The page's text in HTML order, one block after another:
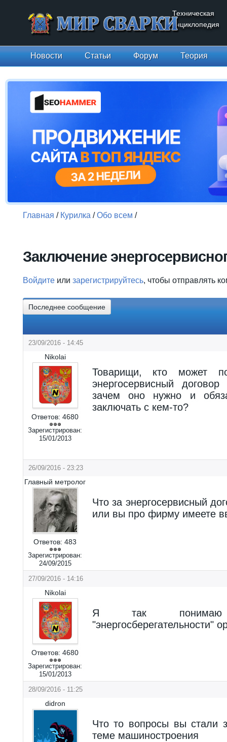
Техническая
энциклопедия
Новости Статьи Форум Теория
Главная / Курилка /Обо всем /
Заключение
Войдите или зарегистрируйтесь, чтобы отправлять
Последнее сообщение
23/09/2016 - 14:45
Nikolai
Ответов: 4680
Зарегистрирован:
15/01/2013
Товарищи, кто может
энергосервисный
зачем оно нужно и
заключать с кем-то?
26/09/2016 - 23:23
Главный метролог
Ответов: 483
Зарегистрирован:
24/09/2015
Что за энергосервисный
или вы про фирму имеете
27/09/2016 - 14:16
Nikolai
Ответов: 4680
Зарегистрирован:
15/01/2013
Я так
"энергосберегательности"
28/09/2016 - 11:25
didron
Что то вопросы вы стали
теме машиностроения